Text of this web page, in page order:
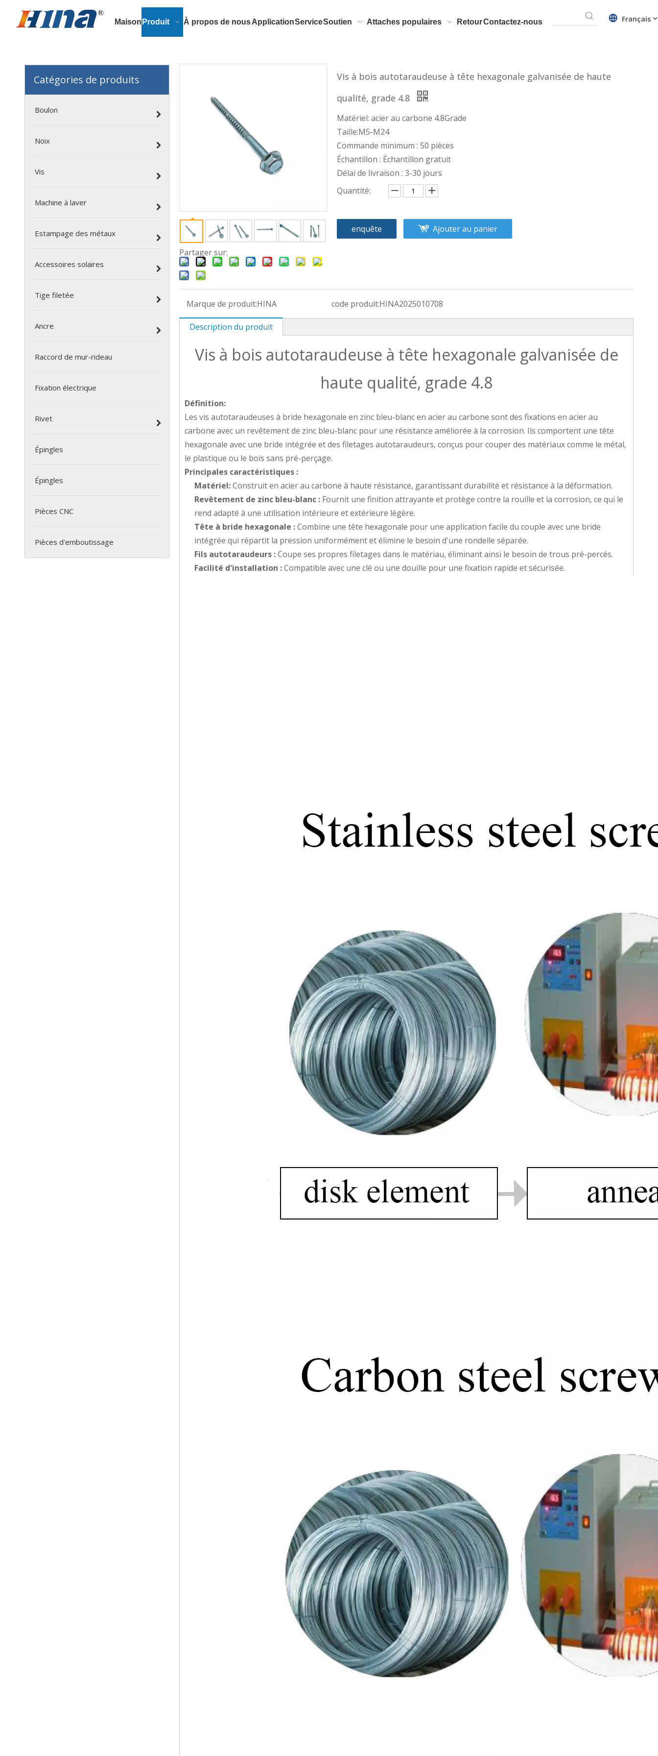
Maison Produit À propos de nousApplicationServiceSoutien Attaches populaires RetourContactez-nous Français
Catégories de produits
Boulon
Noix
Vis
Machine à laver
Estampage des métaux
Accessoires solaires
Tige filetée
Ancre
Raccord de mur-rideau
Fixation électrique
Rivet
Épingles
Épingles
Pièces CNC
Pièces d'emboutissage
Partager sur:
Vis à bois autotaraudeuse à tête hexagonale galvanisée de haute
qualité, grade 4.8
Matériel: acier au carbone 4.8Grade
Taille:M5-M24
Commande minimum : 50 pièces
Échantillon : Échantillon gratuit
Délai de livraison : 3-30 jours
Quantité:
enquête Ajouter au panier
Marque de produit:HINA code produit:HINA2025010708
Description du produit
Vis à bois autotaraudeuse à tête hexagonale galvanisée de
haute qualité, grade 4.8
Définition:
Les vis autotaraudeuses à bride hexagonale en zinc bleu-blanc en acier au carbone sont des fixations en acier au
carbone avec un revêtement de zinc bleu-blanc pour une résistance améliorée à la corrosion. Ils comportent une tête
hexagonale avec une bride intégrée et des filetages autotaraudeurs, conçus pour couper des matériaux comme le métal,
le plastique ou le bois sans pré-perçage.
Principales caractéristiques :
Matériel:Construit en acier au carbone à haute résistance, garantissant durabilité et résistance à la déformation.
Revêtement de zinc bleu-blanc : Fournit une finition attrayante et protège contre la rouille et la corrosion, ce qui le
rend adapté à une utilisation intérieure et extérieure légère.
Tête à bride hexagonale :Combine une tête hexagonale pour une application facile du couple avec une bride
intégrée qui répartit la pression uniformément et élimine le besoin d'une rondelle séparée.
Fils autotaraudeurs :Coupe ses propres filetages dans le matériau, éliminant ainsi le besoin de trous pré-percés.
Facilité d'installation :Compatible avec une clé ou une douille pour une fixation rapide et sécurisée.